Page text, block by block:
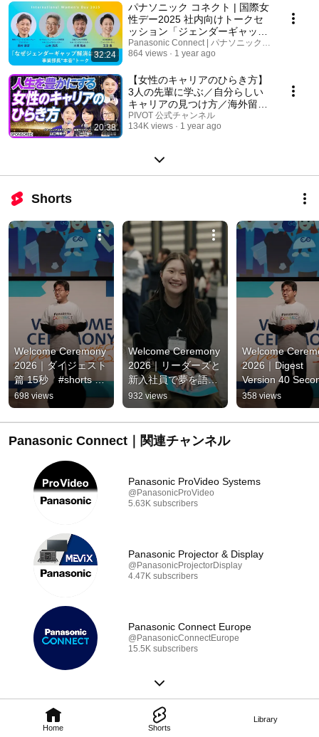
Home Shorts
Library
32:24
パナソニック コネクト | 国際女
性デー2025 社内向けトークセ
ッション「ジェンダーギャップ
解消はなぜ難しい？」Panasonic Connect | パナソニック コネクト
864 views
1 year ago
20:38
【女性のキャリアのひらき方】
3人の先輩に学ぶ／自分らしい
キャリアの見つけ方／海外留学
／ライフイベント／キャリアの
転機／ロールモデル／シェア＆
PIVOT 公式チャンネル
134K views
1 year ago
Shorts
Welcome Ceremony
2026｜ダイジェスト
篇 15秒　#shorts
#panasonicconnect
698 views
Welcome Ceremony
2026｜リーダーズと
新入社員で夢を語ろ
う篇 15秒
#shorts
#panasonicconnect
932 views
Welcome
2026｜Digest
Version 40
#shorts
358 views
Panasonic Connect｜関連チャンネル
Panasonic ProVideo Systems
@PanasonicProVideo
5.63K subscribers
Panasonic Projector & Display
@PanasonicProjectorDisplay
4.47K subscribers
Panasonic Connect Europe
@PanasonicConnectEurope
15.5K subscribers